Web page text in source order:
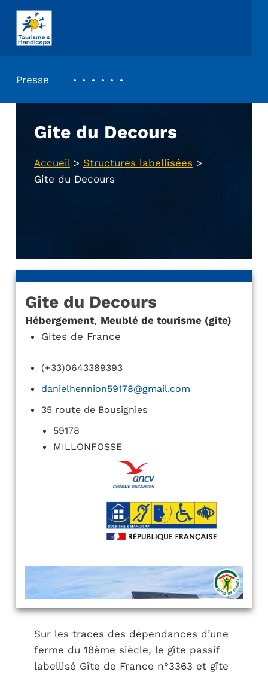
ASSOCIATION TOURISME ET HANDICAPS
Presse
Gite du Decours
Accueil> Structures labellisées >
Gite du Decours
Gite du Decours
Hébergement, Meublé de tourisme (gite)
Gites de France
(+33)0643389393
danielhennion59178@gmail.com
35 route de Bousignies
59178
MILLONFOSSE
Sur les traces des dépendances d’une
ferme du 18ème siècle, le gîte passif
labellisé Gîte de France n°3363 et gîte